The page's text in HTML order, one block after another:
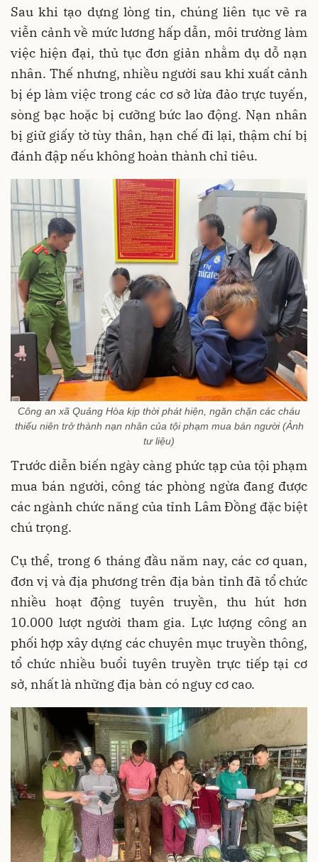
Sau khi tạo dựng lòng tin, chúng liên tục vẽ ra
viễn cảnh về mức lương hấp dẫn, môi trường làm
việc hiện đại, thủ tục đơn giản nhằm dụ dỗ nạn
nhân. Thế nhưng, nhiều người sau khi xuất cảnh
bị ép làm việc trong các cơ sở lừa đảo trực tuyến,
sòng bạc hoặc bị cưỡng bức lao động. Nạn nhân
bị giữ giấy tờ tùy thân, hạn chế đi lại, thậm chí bị
đánh đập nếu không hoàn thành chỉ tiêu.
Công an xã Quảng Hòa kịp thời phát hiện, ngăn chặn các cháu
thiếu niên trở thành nạn nhân của tội phạm mua bán người (Ảnh
tư liệu)
Trước diễn biến ngày càng phức tạp của tội phạm
mua bán người, công tác phòng ngừa đang được
các ngành chức năng của tỉnh Lâm Đồng đặc biệt
chú trọng.
Cụ thể, trong 6 tháng đầu năm nay, các cơ quan,
đơn vị và địa phương trên địa bàn tỉnh đã tổ chức
nhiều hoạt động tuyên truyền, thu hút hơn
10.000 lượt người tham gia. Lực lượng công an
phối hợp xây dựng các chuyên mục truyền thông,
tổ chức nhiều buổi tuyên truyền trực tiếp tại cơ
sở, nhất là những địa bàn có nguy cơ cao.